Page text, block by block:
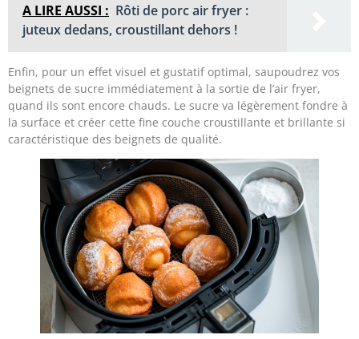
A LIRE AUSSI : Rôti de porc air fryer :
juteux dedans, croustillant dehors !
Enfin, pour un effet visuel et gustatif optimal, saupoudrez vos
beignets de sucre immédiatement à la sortie de l’air fryer,
quand ils sont encore chauds. Le sucre va légèrement fondre à
la surface et créer cette fine couche croustillante et brillante si
caractéristique des beignets de qualité.